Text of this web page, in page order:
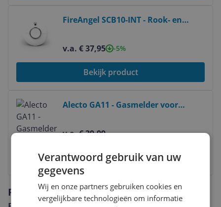
FireAngel SCB10-INT - Rook- en
Draadloos
v.a. € 37,95 -5%
Bekijk product
Alecto GA11 - Gasmelder voor
EN50194 - Alarm 70 dB - Testknop
v.a. € 39,99
Bekijk product
Bekijk product
Reviews
Verantwoord gebruik van uw
gegevens
Wij en onze partners gebruiken cookies en
vergelijkbare technologieën om informatie